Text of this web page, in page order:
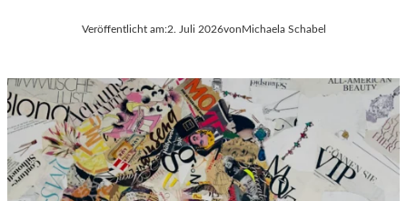
Veröffentlicht am:2. Juli 2026vonMichaela Schabel